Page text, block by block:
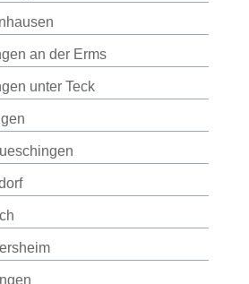
an der Erms
unter Teck